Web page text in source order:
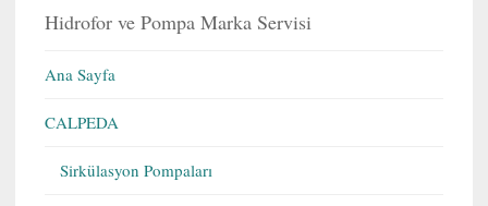
Hidrofor ve Pompa Marka Servisi
Ana Sayfa
CALPEDA
Sirkülasyon Pompaları